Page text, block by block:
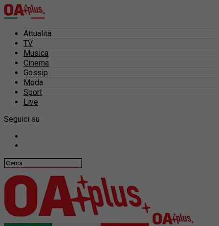
Attualità
TV
Musica
Cinema
Gossip
Moda
Sport
Live
Seguici su